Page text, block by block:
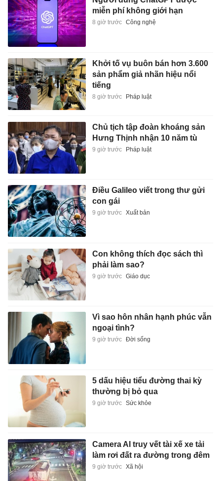
miễn phí không giới hạn
8 giờ trước Công nghệ
Khởi tố vụ buôn bán hơn 3.600
sản phẩm giả nhãn hiệu nổi
tiếng
8 giờ trước Pháp luật
Chủ tịch tập đoàn khoáng sản
Hưng Thịnh nhận 10 năm tù
9 giờ trước Pháp luật
Điều Galileo viết trong thư gửi
con gái
9 giờ trước Xuất bản
Con không thích đọc sách thì
phải làm sao?
9 giờ trước Giáo dục
Vì sao hôn nhân hạnh phúc vẫn
ngoại tình?
9 giờ trước Đời sống
5 dấu hiệu tiểu đường thai kỳ
thường bị bỏ qua
9 giờ trước Sức khỏe
Camera AI truy vết tài xế xe tải
làm rơi đất ra đường trong đêm
9 giờ trước Xã hội